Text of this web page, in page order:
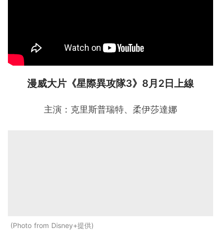
漫威大片《星際異攻隊3》8月2日上線
主演：克里斯普瑞特、柔伊莎達娜
Photo from Disney+提供